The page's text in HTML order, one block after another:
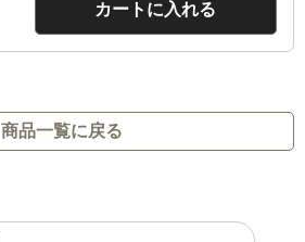
カートに入れる
商品一覧に戻る